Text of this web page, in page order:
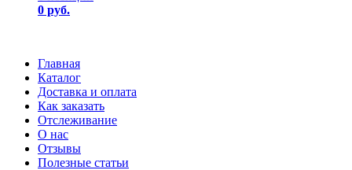
0 руб.
Главная
Каталог
Доставка и оплата
Как заказать
Отслеживание
О нас
Отзывы
Полезные статьи